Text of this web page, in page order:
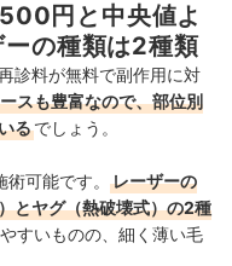
円と中央値よ
の種類は2種類
診料が無料で副作用に対
スも豊富なので、部位別
るでしょう。
可能です。
レーザーの
とヤグ（熱破壊式）の2種
すいものの、細く薄い毛